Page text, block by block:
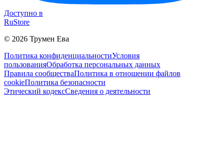
Доступно в
RuStore
© 2026 Трумен Ева
Политика конфиденциальностиУсловия
пользованияОбработка персональных данных
Правила сообществаПолитика в отношении файлов
cookieПолитика безопасности
Этический кодексСведения о деятельности